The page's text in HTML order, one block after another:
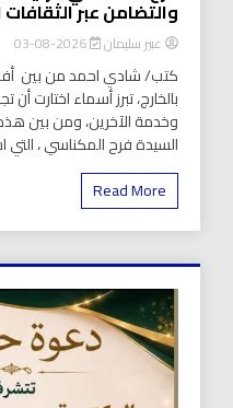
والتضامن عبر
عبير سليمان 2026-08-03
كتب/ شادي احمد من بين
بالخارج، تبرز أسماء اختارت
وخدمة الآخرين، ومن بين هذه
السيدة فرح المكناسي ،
Read More